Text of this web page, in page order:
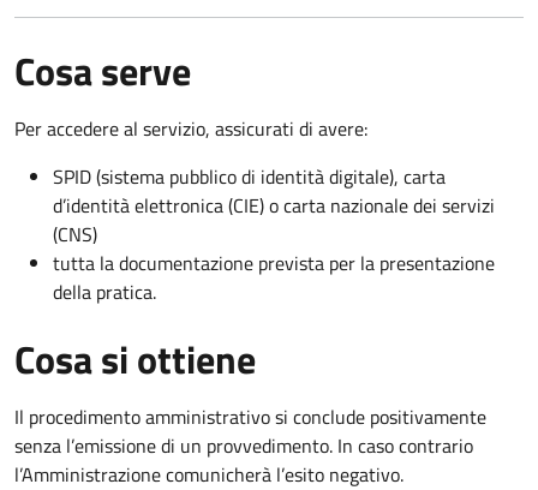
Cosa serve
Per accedere al servizio, assicurati di avere:
SPID (sistema pubblico di identità digitale), carta
d’identità elettronica (CIE) o carta nazionale dei servizi
(CNS)
tutta la documentazione prevista per la presentazione
della pratica.
Cosa si ottiene
Il procedimento amministrativo si conclude positivamente
senza l’emissione di un provvedimento. In caso contrario
l’Amministrazione comunicherà l’esito negativo.